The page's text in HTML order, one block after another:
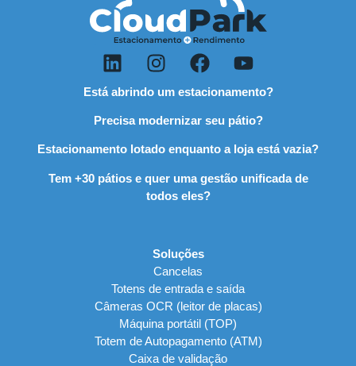
Está abrindo um estacionamento?
Precisa modernizar seu pátio?
Estacionamento lotado enquanto a loja está vazia?
Tem +30 pátios e quer uma gestão unificada de
todos eles?
Soluções
Cancelas
Totens de entrada e saída
Câmeras OCR (leitor de placas)
Máquina portátil (TOP)
Totem de Autopagamento (ATM)
Caixa de validação